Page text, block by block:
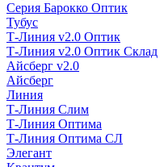
Серия Барокко Оптик
Тубус
Т-Линия v2.0 Оптик
Т-Линия v2.0 Оптик Склад
Айсберг v2.0
Айсберг
Линия
Т-Линия Слим
Т-Линия Оптима
Т-Линия Оптима СЛ
Элегант